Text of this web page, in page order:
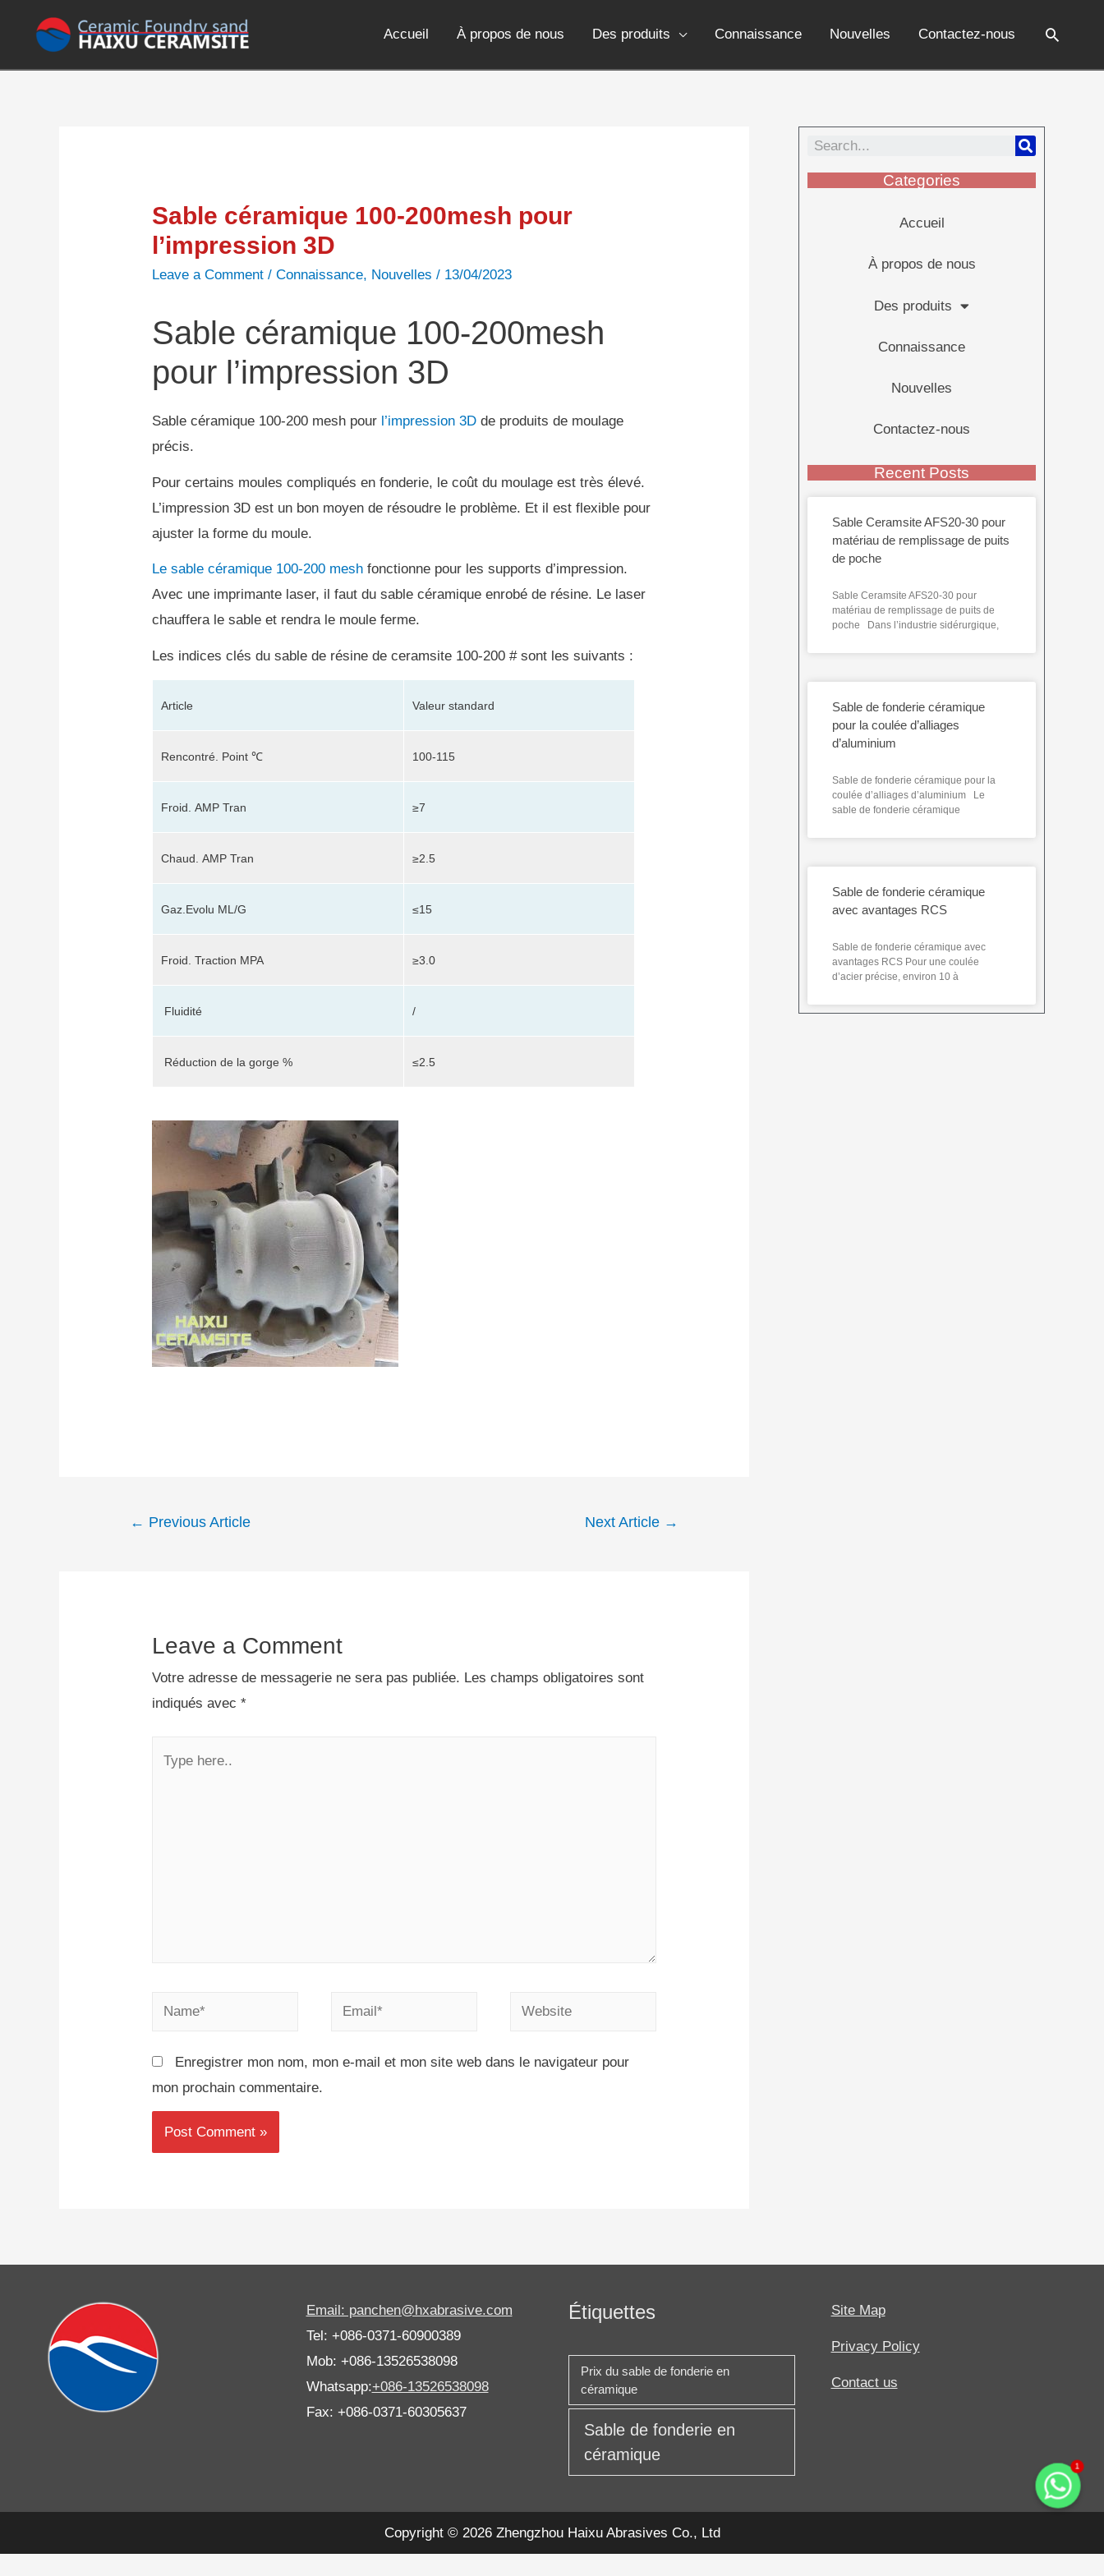
Accueil À propos de nous Des produits Connaissance Nouvelles Contactez-nous
Sable céramique 100-200mesh pour
l’impression 3D
Leave a Comment /Connaissance, Nouvelles / 13/04/2023
Sable céramique 100-200mesh
pour l’impression 3D
Sable céramique 100-200 mesh pour l’impression 3D de produits de moulage
précis.
Pour certains moules compliqués en fonderie, le coût du moulage est très élevé.
L’impression 3D est un bon moyen de résoudre le problème. Et il est flexible pour
ajuster la forme du moule.
Le sable céramique 100-200 mesh fonctionne pour les supports d’impression.
Avec une imprimante laser, il faut du sable céramique enrobé de résine. Le laser
chauffera le sable et rendra le moule ferme.
Les indices clés du sable de résine de ceramsite 100-200 # sont les suivants :
Article Valeur standard
Rencontré. Point ℃ 100-115
Froid.AMP Tran ≥7
Chaud.AMP Tran ≥2.5
Gaz.Evolu ML/G ≤15
Froid. Traction MPA ≥3.0
Fluidité /
Réduction de la gorge % ≤2.5
← Previous Article Next Article →
Leave a Comment
Votre adresse de messagerie ne sera pas publiée. Les champs obligatoires sont
indiqués avec*
Enregistrer mon nom, mon e-mail et mon site web dans le navigateur pour
mon prochain commentaire.
Categories
Accueil
À propos de nous
Des produits
Connaissance
Nouvelles
Contactez-nous
Recent Posts
Sable Ceramsite AFS20-30 pour
matériau de remplissage de puits
de poche
Sable Ceramsite AFS20-30 pour
matériau de remplissage de puits de
poche Dans l’industrie sidérurgique,
Sable de fonderie céramique
pour la coulée d’alliages
d’aluminium
Sable de fonderie céramique pour la
coulée d’alliages d’aluminium Le
sable de fonderie céramique
Sable de fonderie céramique
avec avantages RCS
Sable de fonderie céramique avec
avantages RCS Pour une coulée
d’acier précise, environ 10 à
Email: panchen@hxabrasive.com
Tel: +086-0371-60900389
Mob: +086-13526538098
Whatsapp:+086-13526538098
Fax: +086-0371-60305637
Étiquettes
Prix ​​du sable de fonderie en
céramique
Sable de fonderie en
céramique
Site Map
Privacy Policy
Contact us
Copyright © 2026 Zhengzhou Haixu Abrasives Co., Ltd
1